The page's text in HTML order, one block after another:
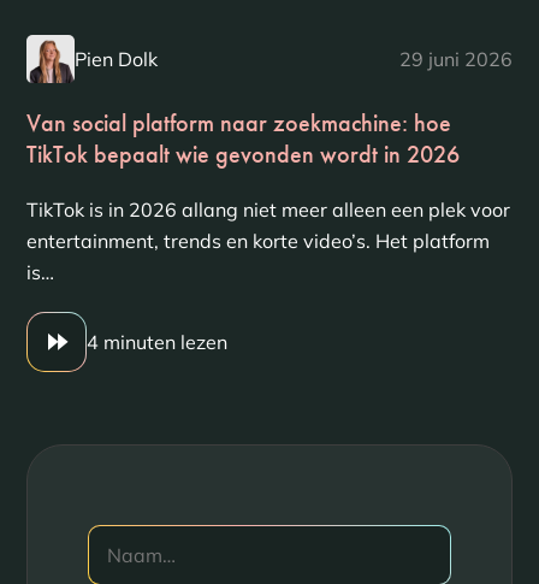
Pien Dolk 29 juni 2026
Van social platform naar zoekmachine: hoe
TikTok bepaalt wie gevonden wordt in 2026
TikTok is in 2026 allang niet meer alleen een plek voor
entertainment, trends en korte video’s. Het platform
is…
4 minuten lezen